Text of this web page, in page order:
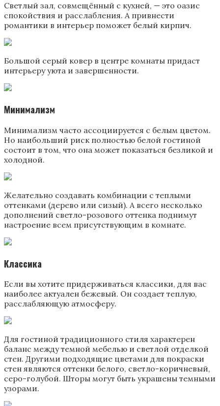
Светлый зал, совмещённый с кухней, — это оазис
спокойствия и расслабления. А привнести
романтики в интерьер поможет белый кирпич.
Большой серый ковер в центре комнаты придаст
интерьеру уюта и завершенности.
Минимализм
Минимализм часто ассоциируется с белым цветом.
Но наибольший риск полностью белой гостиной
состоит в том, что она может показаться безликой и
холодной.
Желательно создавать комбинации с теплыми
оттенками (дерево или сизый). А всего несколько
дополнений светло-розового оттенка поднимут
настроение всем присутствующим в комнате.
Классика
Если вы хотите придерживаться классики, для вас
наиболее актуален бежевый. Он создает теплую,
расслабляющую атмосферу.
Для гостиной традиционного стиля характерен
баланс между темной мебелью и светлой отделкой
стен. Другими подходящие цветами для покраски
стен являются оттенки белого, светло-коричневый,
серо-голубой. Шторы могут быть украшены темными
узорами.